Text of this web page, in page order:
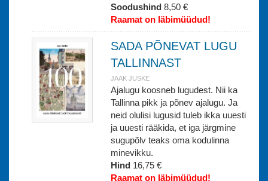
Soodushind 8,50 €
Raamat on läbimüüdud!
SADA PÕNEVAT LUGU
TALLINNAST
JAAK JUSKE
Ajalugu koosneb lugudest. Nii ka
Tallinna pikk ja põnev ajalugu. Ja
neid olulisi lugusid tuleb ikka uuesti
ja uuesti rääkida, et iga järgmine
sugupõlv teaks oma kodulinna
minevikku.
Hind 16,75 €
Raamat on läbimüüdud!